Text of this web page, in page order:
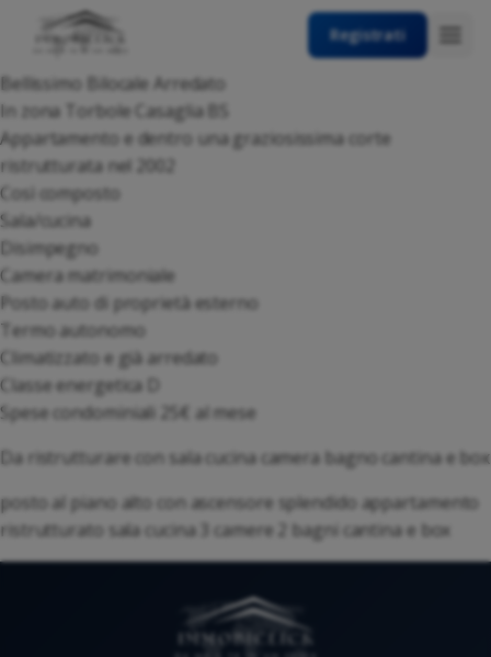
Registrati
Bellissimo Bilocale Arredato
In zona Torbole Casaglia BS
Appartamento e dentro una graziosissima corte
ristrutturata nel 2002
Così composto
Sala/cucina
Disimpegno
Camera matrimoniale
Posto auto di proprietà esterno
Termo autonomo
Climatizzato e già arredato
Classe energetica D
Spese condominiali 25€ al mese
Da ristrutturare con sala cucina camera bagno cantina e box
posto al piano alto con ascensore splendido appartamento
ristrutturato sala cucina 3 camere 2 bagni cantina e box